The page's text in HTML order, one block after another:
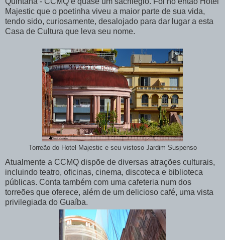
Majestic que o poetinha viveu a maior parte de sua vida,
tendo sido, curiosamente, desalojado para dar lugar a esta
Casa de Cultura que leva seu nome.
Torreão do Hotel Majestic e seu vistoso Jardim Suspenso
Atualmente a CCMQ dispõe de diversas atrações culturais,
incluindo teatro, oficinas, cinema, discoteca e biblioteca
públicas. Conta também com uma cafeteria num dos
torreões que oferece, além de um delicioso café, uma vista
privilegiada do Guaíba.